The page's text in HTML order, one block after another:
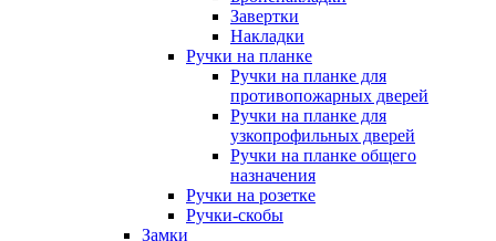
Завертки
Накладки
Ручки на планке
Ручки на планке для
противопожарных дверей
Ручки на планке для
узкопрофильных дверей
Ручки на планке общего
назначения
Ручки на розетке
Ручки-скобы
Замки